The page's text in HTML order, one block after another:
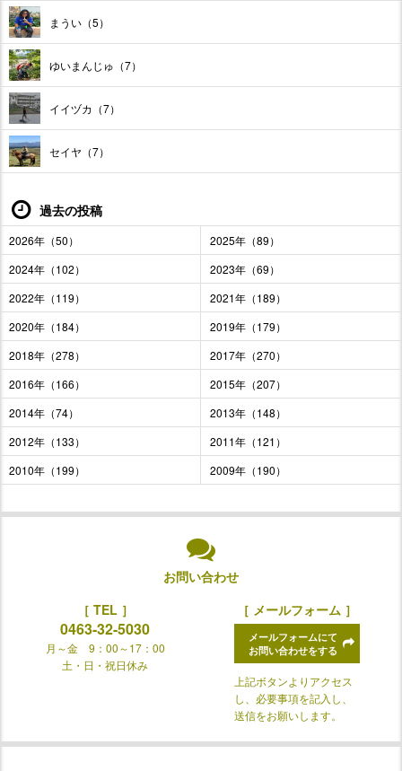
まうい（5）
ゆいまんじゅ（7）
イイヅカ（7）
セイヤ（7）
過去の投稿
2026年（50）
2025年（89）
2024年（102）
2023年（69）
2022年（119）
2021年（189）
2020年（184）
2019年（179）
2018年（278）
2017年（270）
2016年（166）
2015年（207）
2014年（74）
2013年（148）
2012年（133）
2011年（121）
2010年（199）
2009年（190）
お問い合わせ
［ TEL ］
0463-32-5030
月～金 9：00～17：00
土・日・祝日休み
［ メールフォーム ］
メールフォームにて
お問い合わせをする
上記ボタンよりアクセス
し、必要事項を記入し、
送信をお願いします。